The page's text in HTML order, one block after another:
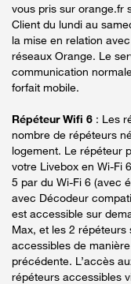
vous pris sur orange.fr
Client du lundi au
la mise en relation
réseaux Orange. Le
communication
forfait mobile.
Répéteur Wifi 6 : Les
nombre de répéteurs
logement. Le répéteur
votre Livebox en Wi-Fi
5 par du Wi-Fi 6 (avec
avec Décodeur
est accessible sur
Max, et les 2
accessibles de
précédente. L’accès
répéteurs accessibles